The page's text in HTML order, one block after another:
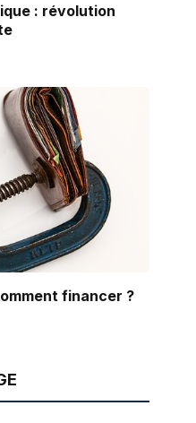
: révolution
financer ?